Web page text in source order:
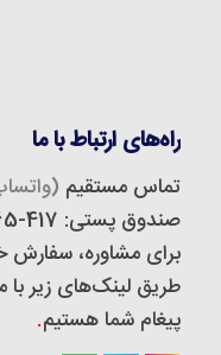
راه‌های ارتباط با ما
تماس مستقیم
صندوق پستی: 417-71365
برای مشاوره، سفارش
طریق لینک‌های زیر با
پیغام شما هستیم.